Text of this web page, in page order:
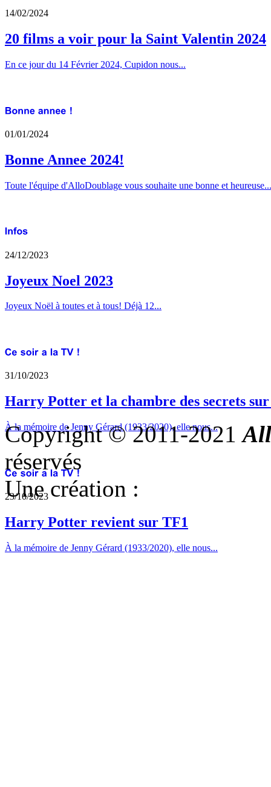
14/02/2024
20 films a voir pour la Saint Valentin 2024
En ce jour du 14 Février 2024, Cupidon nous...
01/01/2024
Bonne Annee 2024!
Toute l'équipe d'AlloDoublage vous souhaite une bonne et heureuse...
24/12/2023
Joyeux Noel 2023
Joyeux Noël à toutes et à tous! Déjà 12...
31/10/2023
Harry Potter et la chambre des secrets
À la mémoire de Jenny Gérard (1933/2020), elle nous...
23/10/2023
Harry Potter revient sur TF1
À la mémoire de Jenny Gérard (1933/2020), elle nous...
Copyright © 2011-2021
réservés
Une création :